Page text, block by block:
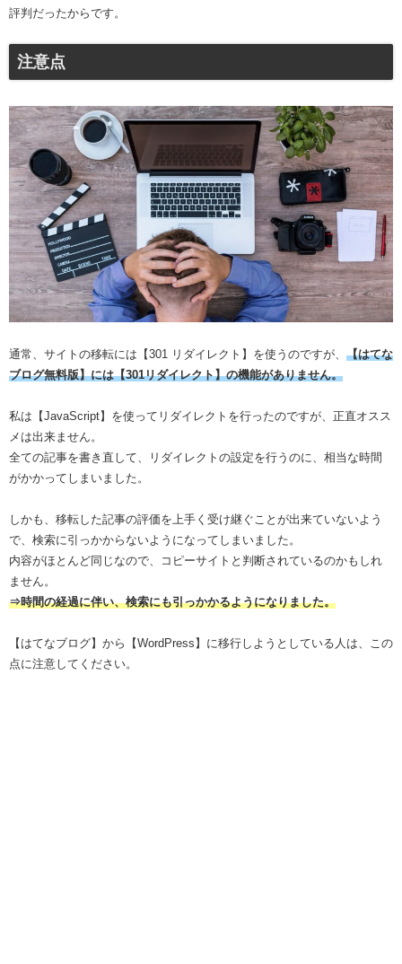
評判だったからです。
注意点
通常、サイトの移転には【301 リダイレクト】を使うのですが、 【はてな
ブログ無料版】には【301リダイレクト】の機能がありません。
私は【JavaScript】を使ってリダイレクトを行ったのですが、正直オスス
メは出来ません。
全ての記事を書き直して、リダイレクトの設定を行うのに、相当な時間
がかかってしまいました。
しかも、移転した記事の評価を上手く受け継ぐことが出来ていないよう
で、検索に引っかからないようになってしまいました。
内容がほとんど同じなので、コピーサイトと判断されているのかもしれ
ません。
⇒時間の経過に伴い、検索にも引っかかるようになりました。
【はてなブログ】から【WordPress】に移行しようとしている人は、この
点に注意してください。